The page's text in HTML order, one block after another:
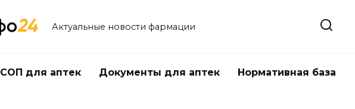
Актуальные новости фармации
СОП для аптек Документы для аптек Нормативная база